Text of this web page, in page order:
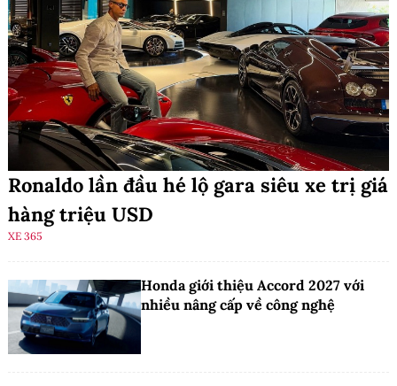
Ronaldo lần đầu hé lộ gara siêu xe trị giá
hàng triệu USD
XE 365
Honda giới thiệu Accord 2027 với
nhiều nâng cấp về công nghệ